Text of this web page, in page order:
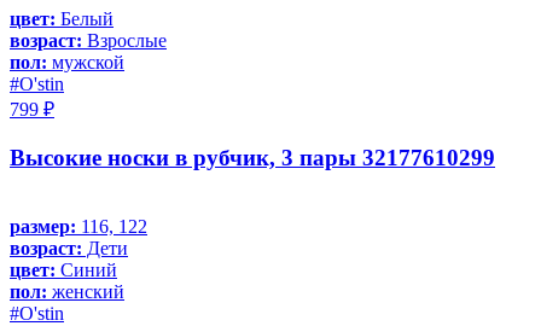
цвет: Белый
возраст: Взрослые
пол: мужской
#O'stin
799 ₽
Высокие носки в рубчик, 3 пары 32177610299
размер: 116, 122
возраст: Дети
цвет: Синий
пол: женский
#O'stin